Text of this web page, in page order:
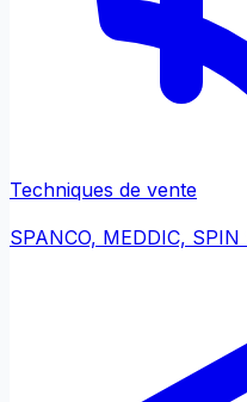
Techniques de vente
SPANCO, MEDDIC, SPIN